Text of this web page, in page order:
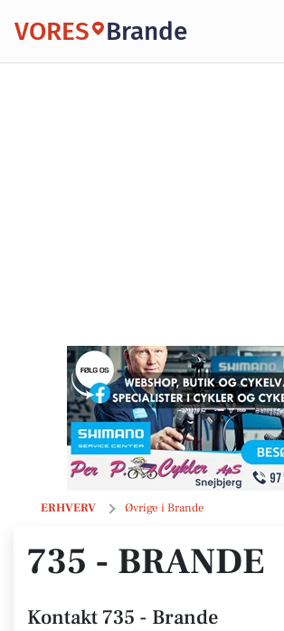
VORES Brande
ERHVERV Øvrige i Brande
735 - Brande
735 - BRANDE
Kontakt 735 - Brande